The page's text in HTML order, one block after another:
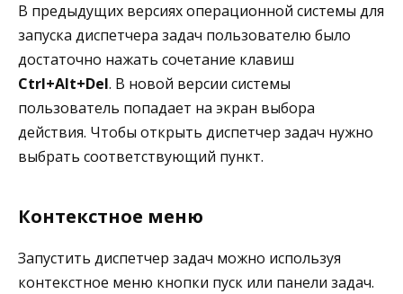
В предыдущих версиях операционной системы для
запуска диспетчера задач пользователю было
достаточно нажать сочетание клавиш
Ctrl+Alt+Del. В новой версии системы
пользователь попадает на экран выбора
действия. Чтобы открыть диспетчер задач нужно
выбрать соответствующий пункт.
Контекстное меню
Запустить диспетчер задач можно используя
контекстное меню кнопки пуск или панели задач.